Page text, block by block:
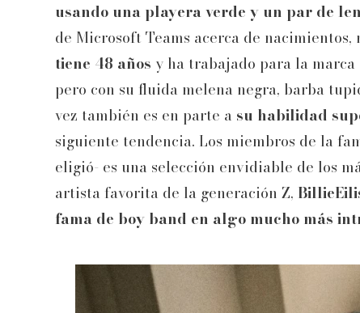
usando una playera verde y un par de
de Microsoft Teams acerca de
tiene 48 años y ha trabajado para la
pero con su fluida melena negra, barba
vez también es en parte a su habilidad
siguiente tendencia. Los miembros de la
eligió- es una selección envidiable de los
artista favorita de la generación Z,
fama de boy band en algo mucho más